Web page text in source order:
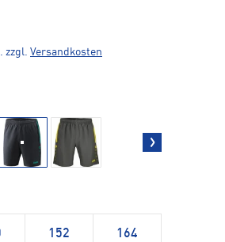
zzgl. Versandkosten
152 164